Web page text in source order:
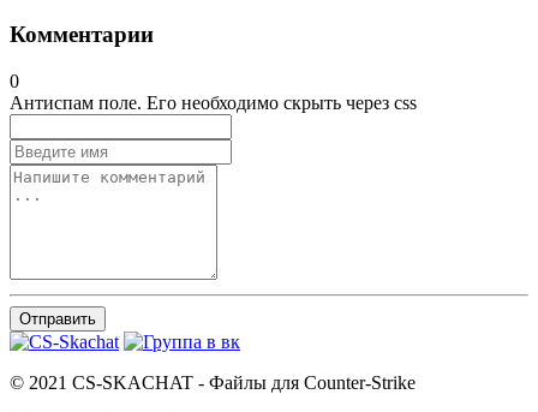
Комментарии
0
Антиспам поле. Его необходимо скрыть через css
Отправить
© 2021 CS-SKACHAT - Файлы для Counter-Strike